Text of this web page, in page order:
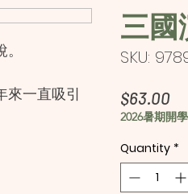
來一直吸引
三國
SKU:
$63.00
2026暑期開
Quantity *